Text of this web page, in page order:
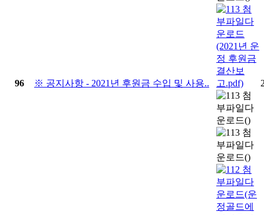
96 ※ 공지사항 - 2021년 후원금 수입 및 사용..